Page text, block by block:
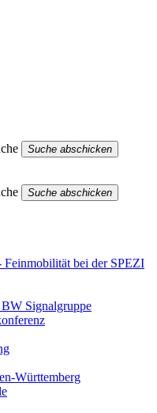
Suche abschicken
Suche abschicken
Feinmobilität bei der SPEZI
Signalgruppe
Württemberg